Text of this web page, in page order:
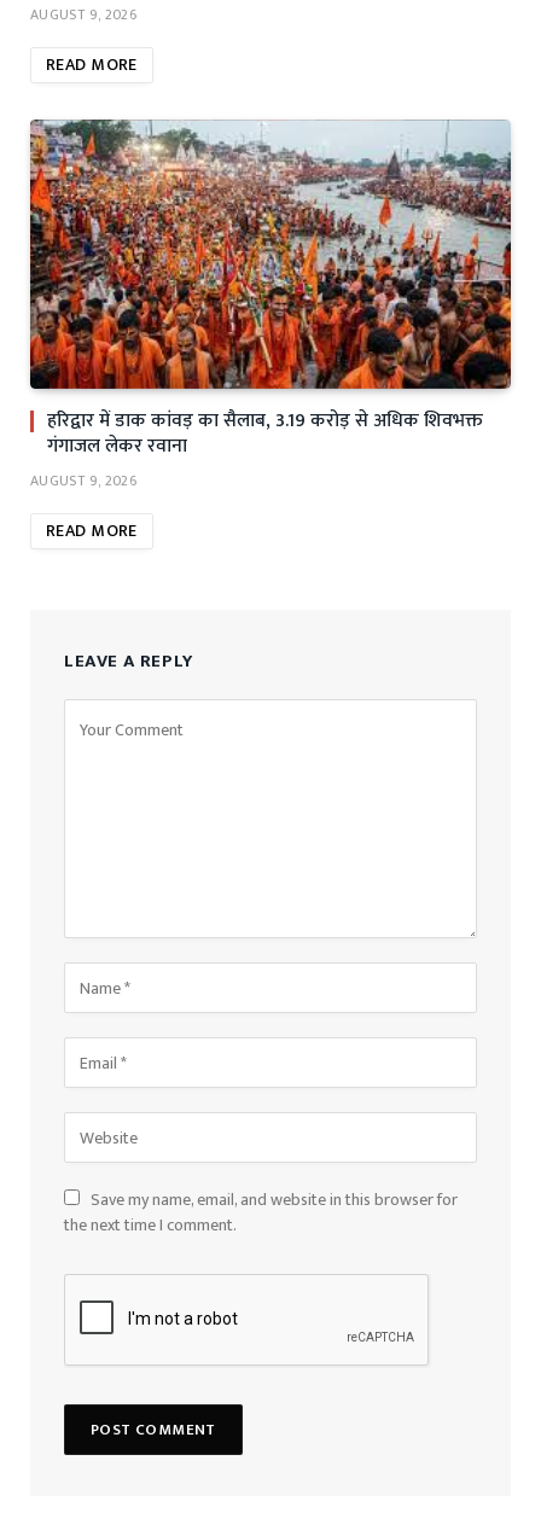
AUGUST 9, 2026
READ MORE
हरिद्वार में डाक कांवड़ का सैलाब, 3.19 करोड़ से अधिक शिवभक्त
गंगाजल लेकर रवाना
AUGUST 9, 2026
READ MORE
LEAVE A REPLY
Save my name, email, and website in this browser for
the next time I comment.